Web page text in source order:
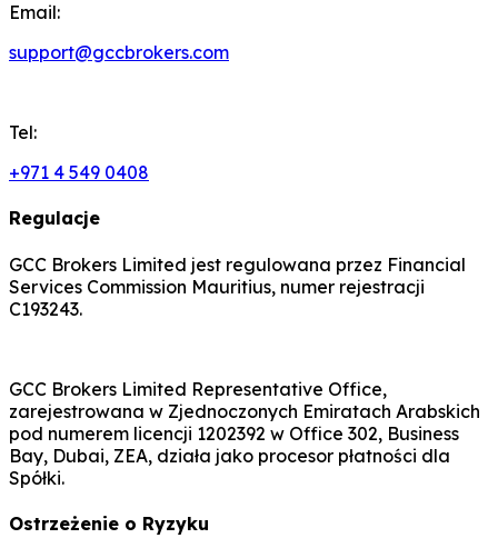
Email:
support@gccbrokers.com
Tel:
+971 4 549 0408
Regulacje
GCC Brokers Limited jest regulowana przez Financial
Services Commission Mauritius, numer rejestracji
C193243.
GCC Brokers Limited Representative Office,
zarejestrowana w Zjednoczonych Emiratach Arabskich
pod numerem licencji 1202392 w Office 302, Business
Bay, Dubai, ZEA, działa jako procesor płatności dla
Spółki.
Ostrzeżenie o Ryzyku